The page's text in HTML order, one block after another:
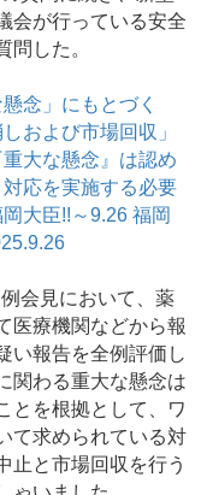
会が行っている安全
問した。
念」にもとづく
および市場回収」
大な懸念』は認め
応を実施する必要
大臣!!～9.26 福岡
会見において、薬
医療機関などから報
い報告を全例評価し
関わる重大な懸念は
とを根拠として、ワ
て求められている対
止と市場回収を行う